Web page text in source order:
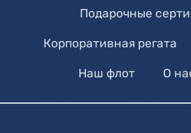
Подарочные
Корпоративная регата
Наш флот О